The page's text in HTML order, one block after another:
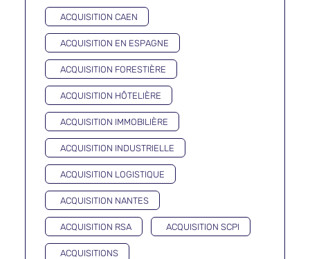
ACQUISITION CAEN
ACQUISITION EN ESPAGNE
ACQUISITION FORESTIÈRE
ACQUISITION HÔTELIÈRE
ACQUISITION IMMOBILIÈRE
ACQUISITION INDUSTRIELLE
ACQUISITION LOGISTIQUE
ACQUISITION NANTES
ACQUISITION RSA ACQUISITION SCPI
ACQUISITIONS